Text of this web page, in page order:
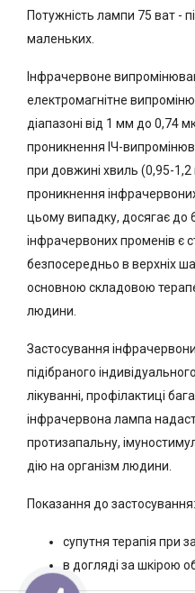
Потужність лампи 75 ват -
маленьких.
Інфрачервоне
електромагнітне
діапазоні від 1 мм до 0,74
проникнення ІЧ-
при довжині хвиль (0,95-
проникнення
цьому випадку, досягає до
інфрачервоних променів є
безпосередньо в верхніх
основною складовою
людини.
Застосування
підібраного
лікуванні, профілактиці
інфрачервона лампа
протизапальну,
дію на організм людини.
Показання до застосування:
супутня терапія при
в догляді за шкірою